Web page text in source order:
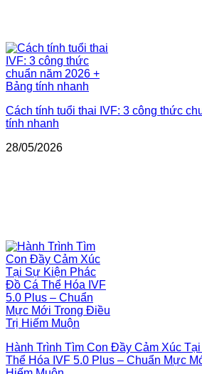
Cách tính tuổi thai IVF: 3 công thức
tính nhanh
28/05/2026
Hành Trình Tìm Con Đầy Cảm Xúc
Thể Hóa IVF 5.0 Plus – Chuẩn Mực